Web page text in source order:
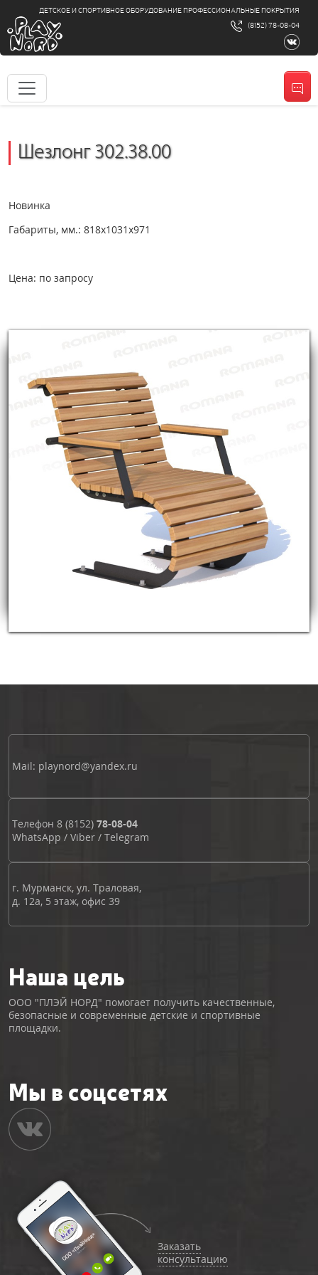
ДЕТСКОЕ И СПОРТИВНОЕ ОБОРУДОВАНИЕ ПРОФЕССИОНАЛЬНЫЕ ПОКРЫТИЯ
(8152) 78-08-04
Шезлонг 302.38.00
Новинка
Габариты, мм.: 818х1031х971
Цена: по запросу
Mail: playnord@yandex.ru
Телефон 8 (8152) 78-08-04
WhatsApp / Viber / Telegram
г. Мурманск, ул. Траловая,
д. 12а, 5 этаж, офис 39
Наша цель
ООО "ПЛЭЙ НОРД" помогает получить качественные,
безопасные и современные детские и спортивные
площадки.
Мы в соцсетях
Заказать
консультацию